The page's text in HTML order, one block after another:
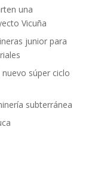
una
Vicuña
junior para
súper ciclo
subterránea